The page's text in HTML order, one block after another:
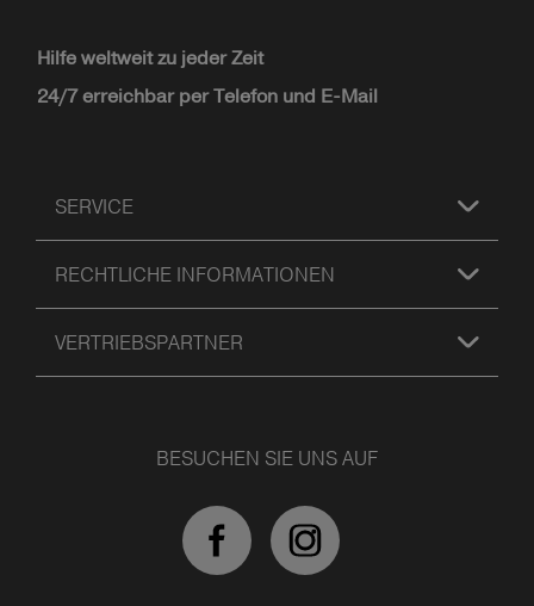
Hilfe weltweit zu jeder Zeit
24/7 erreichbar per Telefon und E-Mail
SERVICE
RECHTLICHE INFORMATIONEN
VERTRIEBSPARTNER
BESUCHEN SIE UNS AUF